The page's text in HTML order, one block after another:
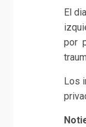
El
por
Los